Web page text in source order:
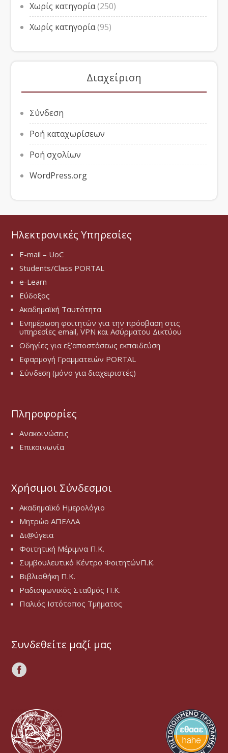
Χωρίς κατηγορία(250)
Χωρίς κατηγορία(95)
Διαχείριση
Σύνδεση
Ροή καταχωρίσεων
Ροή σχολίων
WordPress.org
Ηλεκτρονικές Υπηρεσίες
E-mail – UoC
Students/Class PORTAL
e-Learn
Εύδοξος
Ακαδημαϊκή Ταυτότητα
Ενημέρωση φοιτητών για την πρόσβαση στις
υπηρεσίες email, VPN και Ασύρματου Δικτύου
Οδηγίες για εξ’αποστάσεως εκπαιδεύση
Εφαρμογή Γραμματειών PORTAL
Σύνδεση (μόνο για διαχειριστές)
Πληροφορίες
Ανακοινώσεις
Επικοινωνία
Χρήσιμοι Σύνδεσμοι
Ακαδημαϊκό Ημερολόγιο
Μητρώο ΑΠΕΛΛΑ
Δι@ύγεια
Φοιτητική Μέριμνα Π.Κ.
Συμβουλευτικό Κέντρο ΦοιτητώνΠ.Κ.
Βιβλιοθήκη Π.Κ.
Ραδιοφωνικός Σταθμός Π.Κ.
Παλιός Ιστότοπος Τμήματος
Συνδεθείτε μαζί μας